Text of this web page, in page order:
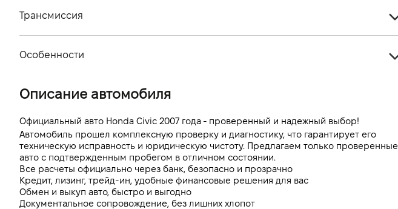
Количество мест, шт
Объем двигателя (см.куб.)
Расход топлива, л/100 км (смешанный)
Выбросы CO2, г/км (смешанный)
Динамика разгона 0-100 км/ч
Трансмиссия
Особенности
Описание автомобиля
Официальный авто Honda Civic 2007 года - проверенный и надежный выбор!
Автомобиль прошел комплексную проверку и диагностику, что гарантирует его
техническую исправность и юридическую чистоту. Предлагаем только проверенные
авто с подтвержденным пробегом в отличном состоянии.
Все расчеты официально через банк, безопасно и прозрачно
Кредит, лизинг, трейд-ин, удобные финансовые решения для вас
Обмен и выкуп авто, быстро и выгодно
Документальное сопровождение, без лишних хлопот